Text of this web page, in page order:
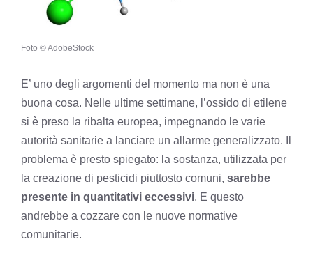
Foto © AdobeStock
E’ uno degli argomenti del momento ma non è una
buona cosa. Nelle ultime settimane, l’ossido di etilene
si è preso la ribalta europea, impegnando le varie
autorità sanitarie a lanciare un allarme generalizzato. Il
problema è presto spiegato: la sostanza, utilizzata per
la creazione di pesticidi piuttosto comuni, sarebbe
presente in quantitativi eccessivi. E questo
andrebbe a cozzare con le nuove normative
comunitarie.